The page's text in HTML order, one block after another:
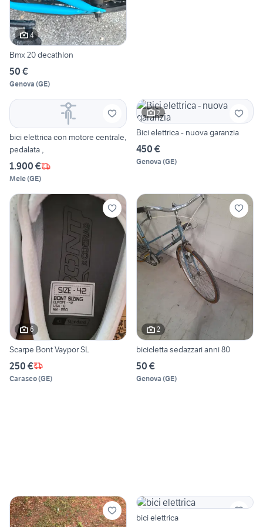
4
Bmx 20 decathlon
50 €
Genova (GE)
bici elettrica con motore centrale,
pedalata ,
1.900 €
Mele(GE)
2
Bici elettrica - nuova garanzia
450 €
Genova (GE)
6
Scarpe Bont Vaypor SL
250 €
Carasco(GE)
2
bicicletta sedazzari anni 80
50 €
Genova (GE)
bici elettrica